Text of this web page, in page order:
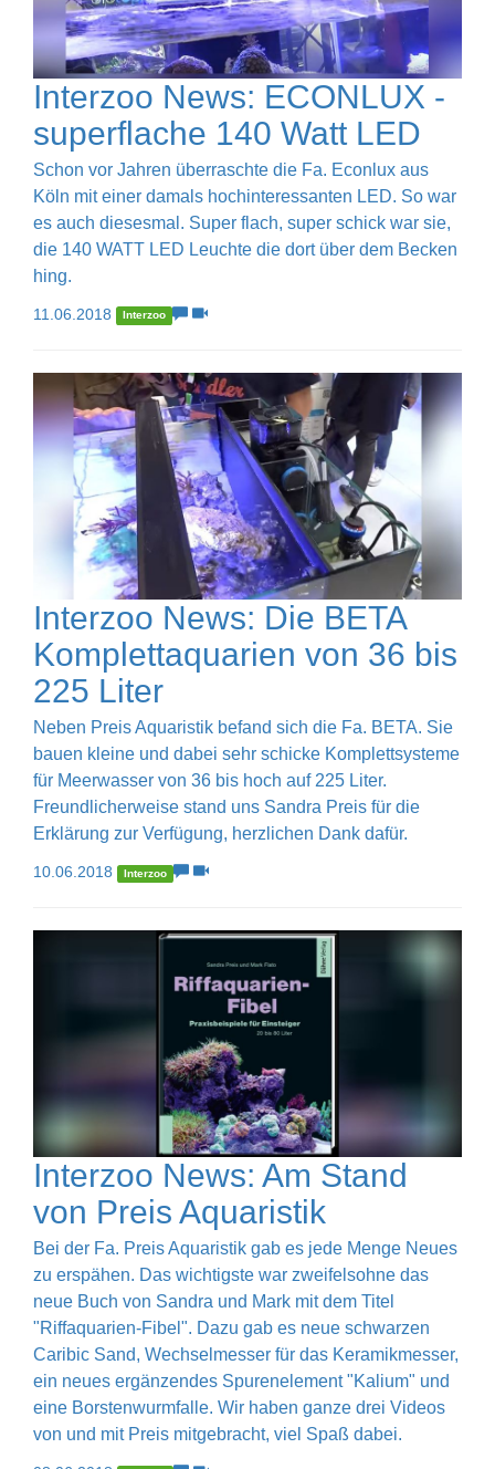
Interzoo News: ECONLUX -
superflache 140 Watt LED
Schon vor Jahren überraschte die Fa. Econlux aus
Köln mit einer damals hochinteressanten LED. So war
es auch diesesmal. Super flach, super schick war sie,
die 140 WATT LED Leuchte die dort über dem Becken
hing.
11.06.2018 Interzoo
Interzoo News: Die BETA
Komplettaquarien von 36 bis
225 Liter
Neben Preis Aquaristik befand sich die Fa. BETA. Sie
bauen kleine und dabei sehr schicke Komplettsysteme
für Meerwasser von 36 bis hoch auf 225 Liter.
Freundlicherweise stand uns Sandra Preis für die
Erklärung zur Verfügung, herzlichen Dank dafür.
10.06.2018 Interzoo
Interzoo News: Am Stand
von Preis Aquaristik
Bei der Fa. Preis Aquaristik gab es jede Menge Neues
zu erspähen. Das wichtigste war zweifelsohne das
neue Buch von Sandra und Mark mit dem Titel
"Riffaquarien-Fibel". Dazu gab es neue schwarzen
Caribic Sand, Wechselmesser für das Keramikmesser,
ein neues ergänzendes Spurenelement "Kalium" und
eine Borstenwurmfalle. Wir haben ganze drei Videos
von und mit Preis mitgebracht, viel Spaß dabei.